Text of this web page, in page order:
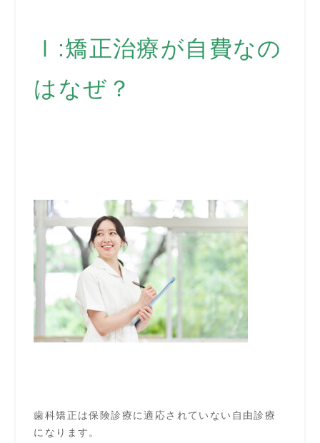
Ⅰ:矯正治療が自費なの
はなぜ？
歯科矯正は保険診療に適応されていない自由診療
になります。